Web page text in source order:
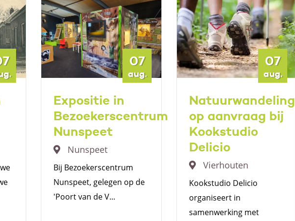
07
aug.
Expositie in
Bezoekerscentrum
Nunspeet
Nunspeet
Bij Bezoekerscentrum
Nunspeet, gelegen op de
'Poort van de V...
07
aug.
Natuurwandeling
op aanvraag bij
Kookstudio
Delicio
Vierhouten
Kookstudio Delicio
organiseert in
samenwerking met